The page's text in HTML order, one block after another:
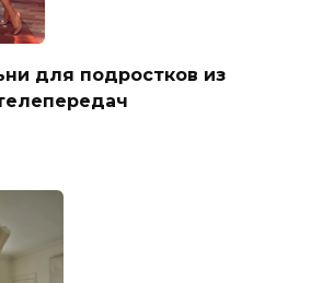
для подростков из